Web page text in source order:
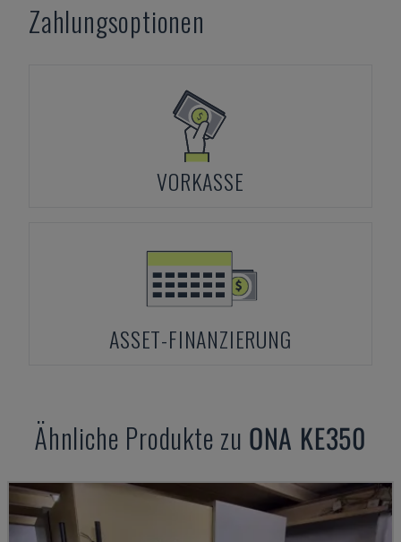
Zahlungsoptionen
VORKASSE
ASSET-FINANZIERUNG
Ähnliche Produkte zu ONA KE350